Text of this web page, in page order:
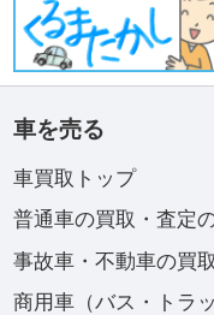
車を売る
車買取トップ
普通車の買取・査定
事故車・不動車の買
商用車（バス・トラ